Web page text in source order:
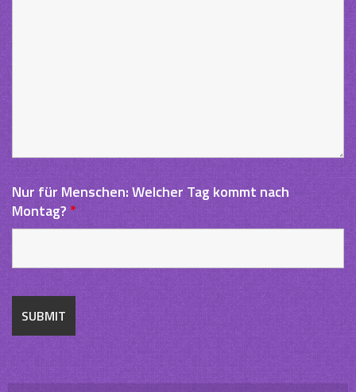
Nur für Menschen: Welcher Tag kommt nach
Montag?*